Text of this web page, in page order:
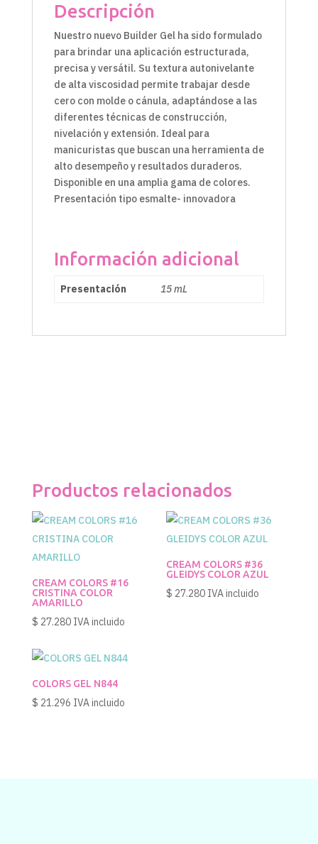
Descripción
Nuestro nuevo Builder Gel ha sido formulado
para brindar una aplicación estructurada,
precisa y versátil. Su textura autonivelante
de alta viscosidad permite trabajar desde
cero con molde o cánula, adaptándose a las
diferentes técnicas de construcción,
nivelación y extensión. Ideal para
manicuristas que buscan una herramienta de
alto desempeño y resultados duraderos.
Disponible en una amplia gama de colores.
Presentación tipo esmalte- innovadora
Información adicional
Presentación 15 mL
Productos relacionados
CREAM COLORS #16
CRISTINA COLOR
AMARILLO
$ 27.280 IVA incluido
CREAM COLORS #36
GLEIDYS COLOR AZUL
$ 27.280 IVA incluido
COLORS GEL N844
$ 21.296 IVA incluido